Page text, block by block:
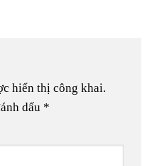
hiển thị công khai.
dấu *